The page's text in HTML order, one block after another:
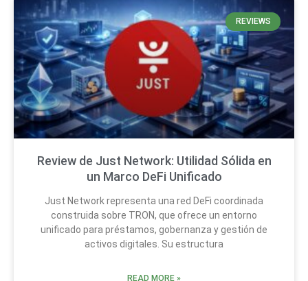
REVIEWS
Review de Just Network: Utilidad Sólida en
un Marco DeFi Unificado
Just Network representa una red DeFi coordinada
construida sobre TRON, que ofrece un entorno
unificado para préstamos, gobernanza y gestión de
activos digitales. Su estructura
READ MORE »